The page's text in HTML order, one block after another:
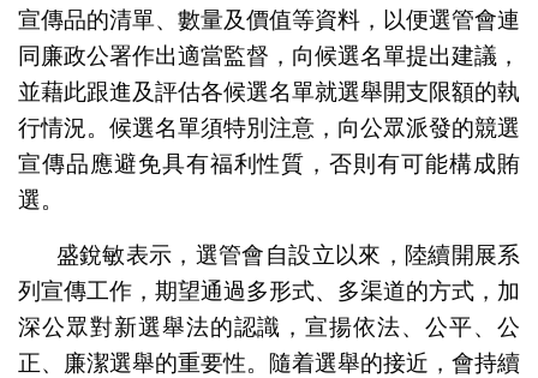
宣傳品的清單、數量及價值等資料，以便選管會連
同廉政公署作出適當監督，向候選名單提出建議，
並藉此跟進及評估各候選名單就選舉開支限額的執
行情況。候選名單須特別注意，向公眾派發的競選
宣傳品應避免具有福利性質，否則有可能構成賄
選。
盛銳敏表示，選管會自設立以來，陸續開展系
列宣傳工作，期望通過多形式、多渠道的方式，加
深公眾對新選舉法的認識，宣揚依法、公平、公
正、廉潔選舉的重要性。隨着選舉的接近，會持續